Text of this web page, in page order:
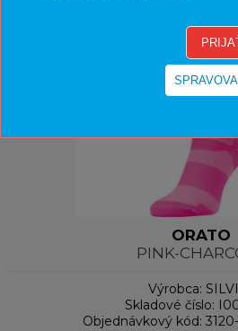
ORATO
PINK-
Výrobca:
Skladové číslo:
Objednávkový kód: